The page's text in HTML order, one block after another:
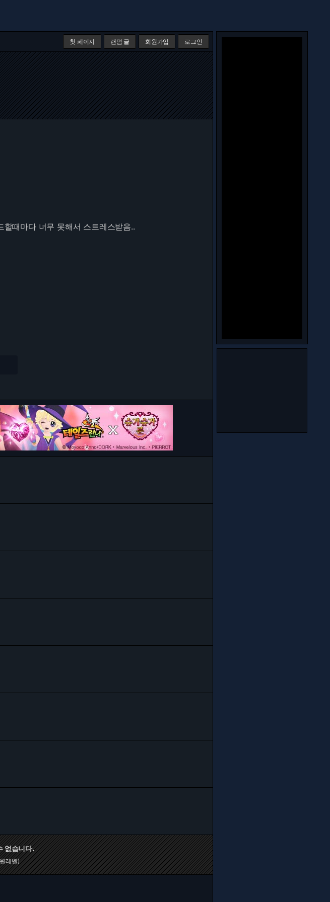
첫 페이지 랜덤 글 회원가입 로그인
때마다 너무 못해서 스트레스받음..
없습니다.
레벨)